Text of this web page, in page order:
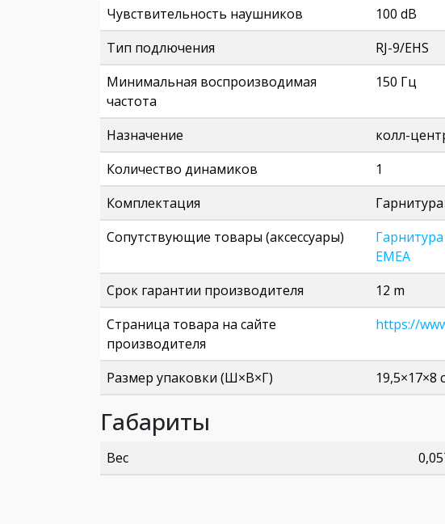
Чувствительность наушников
100 dB
Тип подлючения
RJ-9/EHS
Минимальная воспроизводимая
частота
150 Гц
Назначение
колл-
Количество динамиков
1
Комплектация
Сопутствующие товары (аксессуары)
EMEA
Срок гарантии производителя
12 m
Страница товара на сайте
производителя
https://
Размер упаковки (Ш×В×Г) 19,5×17×8
Габариты
Вес